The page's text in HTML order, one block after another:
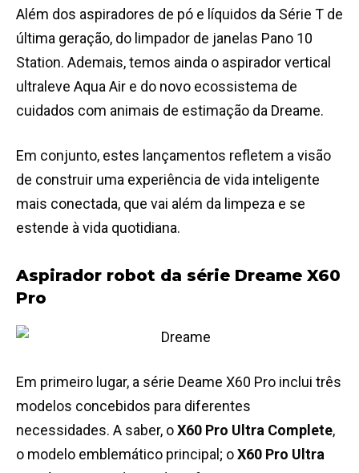
Além dos aspiradores de pó e líquidos da Série T de
última geração, do limpador de janelas Pano 10
Station. Ademais, temos ainda o aspirador vertical
ultraleve Aqua Air e do novo ecossistema de
cuidados com animais de estimação da Dreame.
Em conjunto, estes lançamentos refletem a visão
de construir uma experiência de vida inteligente
mais conectada, que vai além da limpeza e se
estende à vida quotidiana.
Aspirador robot da série Dreame X60
Pro
Em primeiro lugar, a série Deame X60 Pro inclui três
modelos concebidos para diferentes
necessidades. A saber, oX60 Pro Ultra Complete,
o modelo emblemático principal; oX60 Pro Ultra